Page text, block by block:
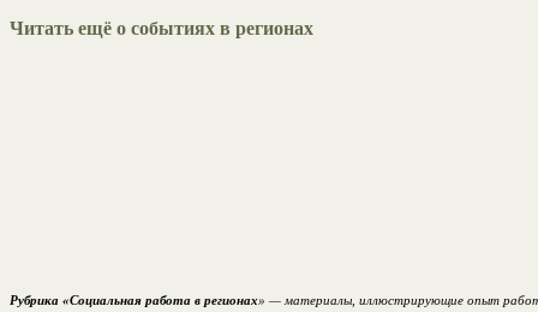
Читать ещё о событиях в регионах
Рубрика «Социальная работа в регионах» — материалы, иллюстрирующие опыт